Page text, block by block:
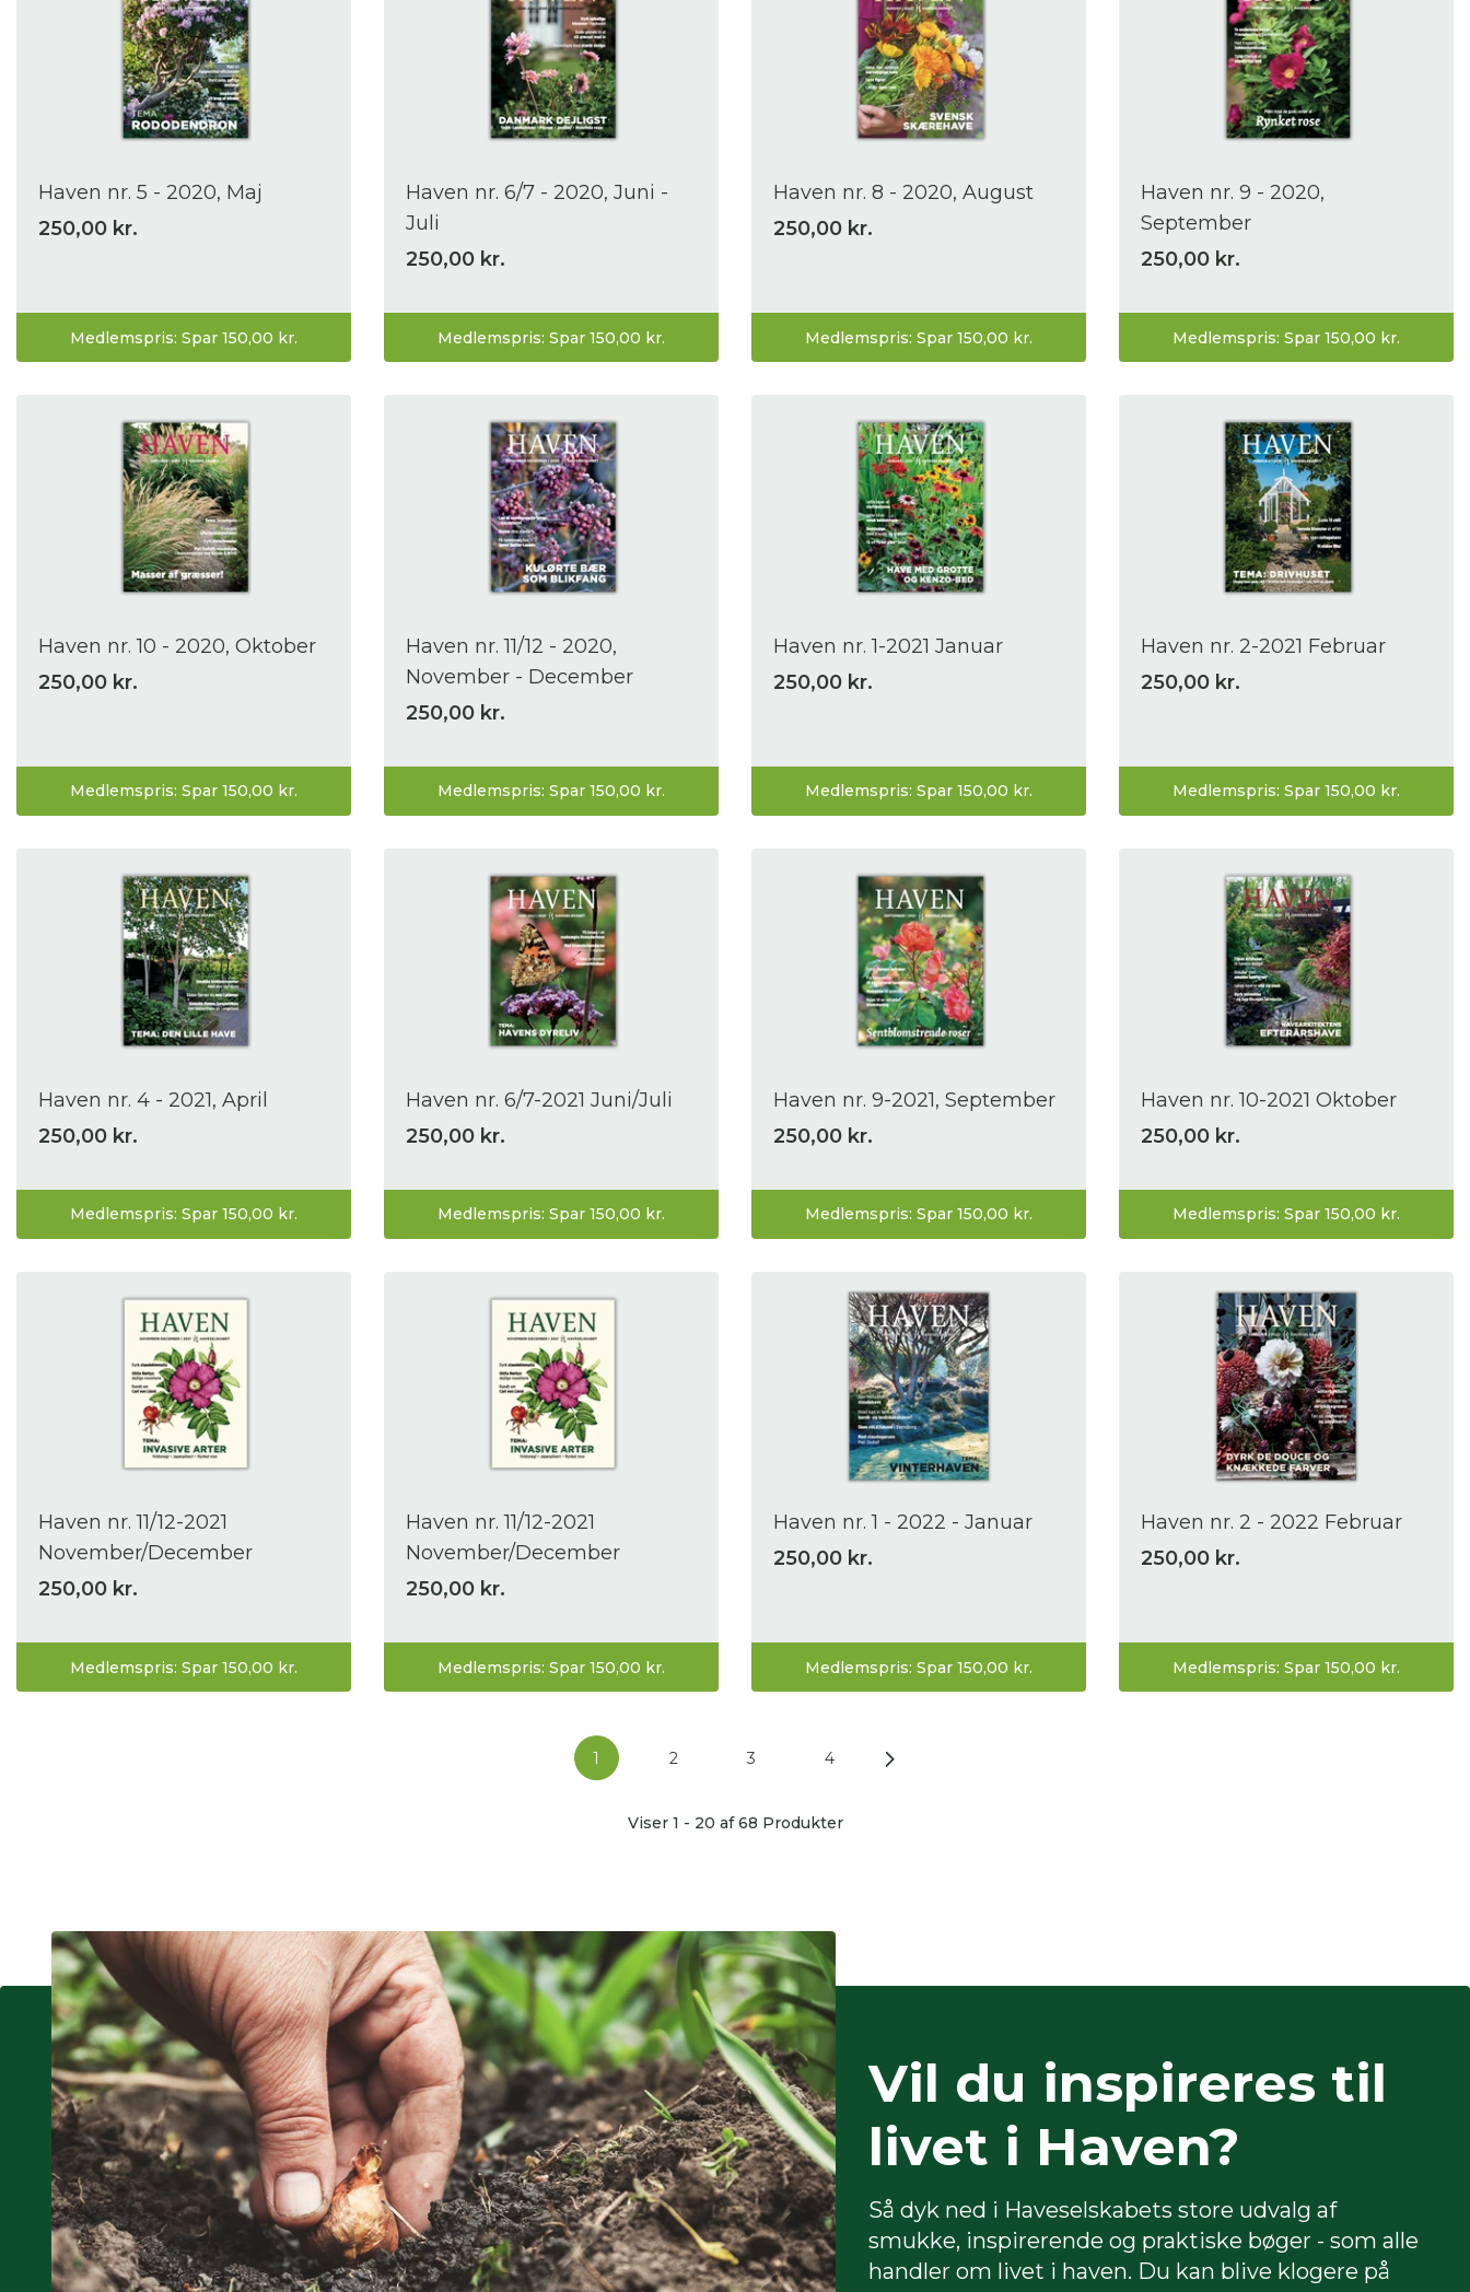
Haven nr. 5 - 2020, Maj
250,00 kr.
Medlemspris: Spar 150,00 kr.
Haven nr. 6/7 - 2020, Juni -
Juli
250,00 kr.
Medlemspris: Spar 150,00 kr.
Haven nr. 8 - 2020, August
250,00 kr.
Medlemspris: Spar 150,00 kr.
Haven nr. 9 - 2020,
September
250,00 kr.
Medlemspris: Spar 150,00 kr.
Haven nr. 10 - 2020, Oktober
250,00 kr.
Medlemspris: Spar 150,00 kr.
Haven nr. 11/12 - 2020,
November - December
250,00 kr.
Medlemspris: Spar 150,00 kr.
Haven nr. 1-2021 Januar
250,00 kr.
Medlemspris: Spar 150,00 kr.
Haven nr. 2-2021 Februar
250,00 kr.
Medlemspris: Spar 150,00 kr.
Haven nr. 4 - 2021, April
250,00 kr.
Medlemspris: Spar 150,00 kr.
Haven nr. 6/7-2021 Juni/Juli
250,00 kr.
Medlemspris: Spar 150,00 kr.
Haven nr. 9-2021, September
250,00 kr.
Medlemspris: Spar 150,00 kr.
Haven nr. 10-2021 Oktober
250,00 kr.
Medlemspris: Spar 150,00 kr.
Haven nr. 11/12-2021
November/December
250,00 kr.
Medlemspris: Spar 150,00 kr.
Haven nr. 11/12-2021
November/December
250,00 kr.
Medlemspris: Spar 150,00 kr.
Haven nr. 1 - 2022 - Januar
250,00 kr.
Medlemspris: Spar 150,00 kr.
Haven nr. 2 - 2022 Februar
250,00 kr.
Medlemspris: Spar 150,00 kr.
1 2 3 4
Viser 1 - 20 af 68 Produkter
Vil du inspireres til
livet i Haven?
Så dyk ned i Haveselskabets store udvalg af
smukke, inspirerende og praktiske bøger - som alle
handler om livet i haven. Du kan blive klogere på